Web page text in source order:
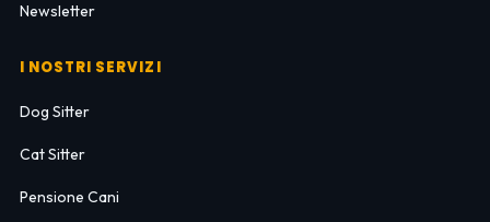
Newsletter
I NOSTRI SERVIZI
Dog Sitter
Cat Sitter
Pensione Cani